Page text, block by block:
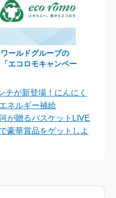
ワールドグループの
「エコロモキャンペー
推進
チが新登場！にんにく
ネルギー補給
が贈るバスケットLIVE
豪華賞品をゲットしよ